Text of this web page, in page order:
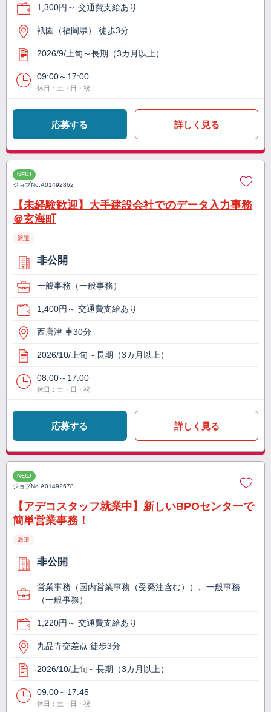
1,300円～ 交通費支給あり
祇園（福岡県） 徒歩3分
2026/9/上旬～長期（3カ月以上）
09:00～17:00
休日：土・日・祝
応募する 詳しく見る
NEW
ジョブNo.A01492862
【未経験歓迎】大手建設会社でのデータ入力事務
＠玄海町
派遣
非公開
一般事務（一般事務）
1,400円～ 交通費支給あり
西唐津 車30分
2026/10/上旬～長期（3カ月以上）
08:00～17:00
休日：土・日・祝
応募する 詳しく見る
NEW
ジョブNo.A01492678
【アデコスタッフ就業中】新しいBPOセンターで
簡単営業事務！
派遣
非公開
営業事務（国内営業事務（受発注含む））、一般事務
（一般事務）
1,220円～ 交通費支給あり
九品寺交差点 徒歩3分
2026/10/上旬～長期（3カ月以上）
09:00～17:45
休日：土・日・祝